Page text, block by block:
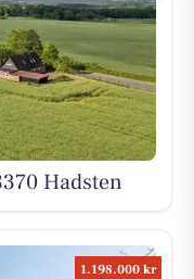
Hadsten
1.198.000 kr